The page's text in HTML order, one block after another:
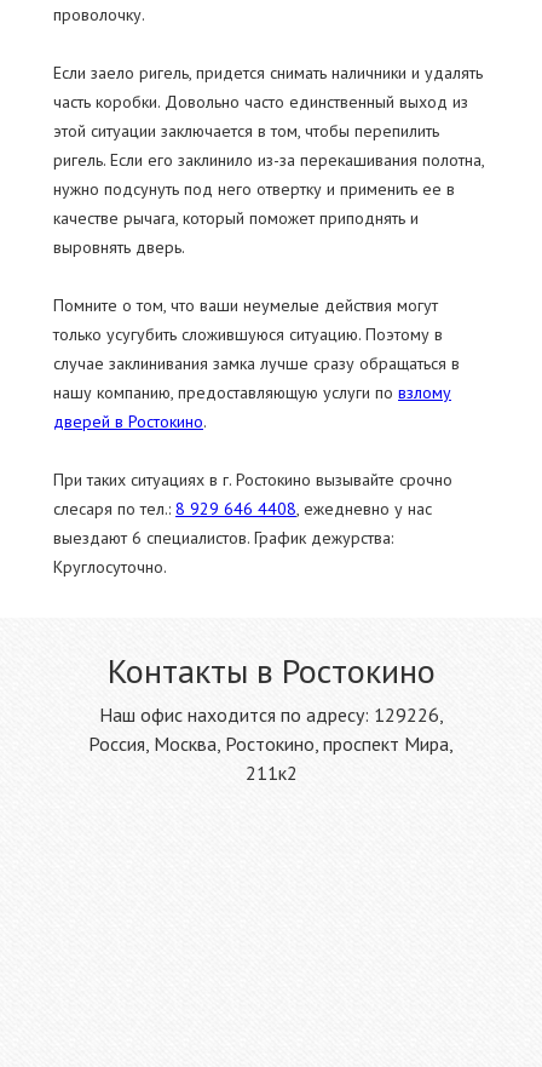
проволочку.
Если заело ригель, придется снимать наличники и удалять
часть коробки. Довольно часто единственный выход из
этой ситуации заключается в том, чтобы перепилить
ригель. Если его заклинило из-за перекашивания полотна,
нужно подсунуть под него отвертку и применить ее в
качестве рычага, который поможет приподнять и
выровнять дверь.
Помните о том, что ваши неумелые действия могут
только усугубить сложившуюся ситуацию. Поэтому в
случае заклинивания замка лучше сразу обращаться в
нашу компанию, предоставляющую услуги по взлому
дверей в Ростокино.
При таких ситуациях в г. Ростокино вызывайте срочно
слесаря по тел.: 8 929 646 4408, ежедневно у нас
выездают 6 специалистов. График дежурства:
Круглосуточно.
Контакты в Ростокино
Наш офис находится по адресу: 129226,
Россия, Москва, Ростокино, проспект Мира,
211к2